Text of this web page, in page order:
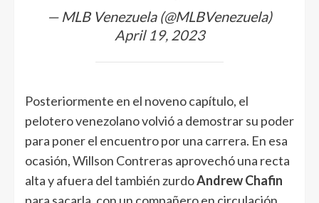
— MLB Venezuela (@MLBVenezuela)
April 19, 2023
Posteriormente en el noveno capítulo, el
pelotero venezolano volvió a demostrar su poder
para poner el encuentro por una carrera. En esa
ocasión, Willson Contreras aprovechó una recta
alta y afuera del también zurdoAndrew Chafin